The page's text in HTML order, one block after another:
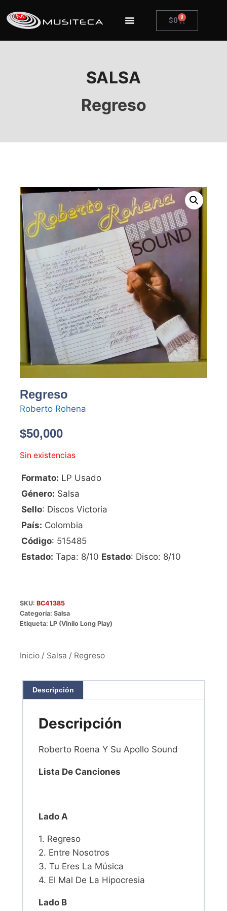
$0 0
SALSA
Regreso
Regreso
Roberto Rohena
$50,000
Sin existencias
Formato: LP Usado
Género: Salsa
Sello: Discos Victoria
País: Colombia
Código: 515485
Estado: Tapa: 8/10 Estado: Disco: 8/10
SKU: BC41385
Categoría: Salsa
Etiqueta: LP (Vinilo Long Play)
Inicio / Salsa / Regreso
Descripción
Descripción
Roberto Roena Y Su Apollo Sound
Lista De Canciones
Lado A
1. Regreso
2. Entre Nosotros
3. Tu Eres La Música
4. El Mal De La Hipocresia
Lado B